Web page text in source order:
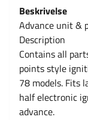
Beskrivelse
Advance unit &
Description
Contains all
points style
78 models. Fits
half electronic
advance.